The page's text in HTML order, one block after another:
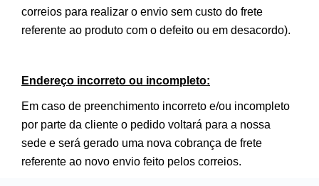
correios para realizar o envio sem custo do frete
referente ao produto com o defeito ou em desacordo).
Endereço incorreto ou incompleto:
Em caso de preenchimento incorreto e/ou incompleto
por parte da cliente o pedido voltará para a nossa
sede e será gerado uma nova cobrança de frete
referente ao novo envio feito pelos correios.